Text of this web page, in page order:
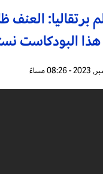
برتقاليا:
هذا البودكاست